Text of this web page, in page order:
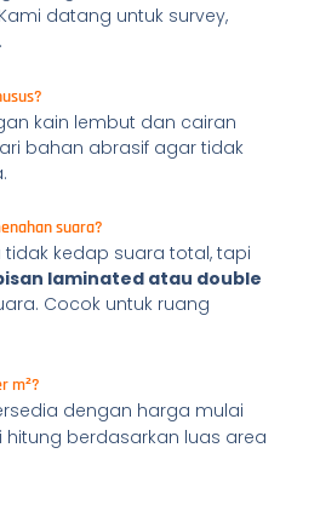
datang untuk survey,
kain lembut dan cairan
bahan abrasif agar tidak
suara?
kedap suara total, tapi
laminated atau double
Cocok untuk ruang
m²?
dengan harga mulai
hitung berdasarkan luas area